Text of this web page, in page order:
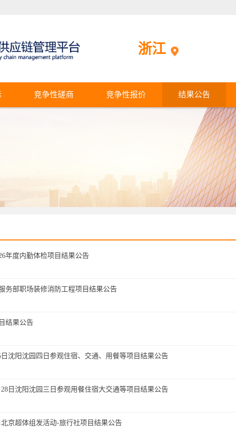
浙江
竞争性磋商 竞争性报价 结果公告
年度内勤体检项目结果公告
务部职场装修消防工程项目结果公告
结果公告
沈阳沈园四日参观住宿、交通、用餐等项目结果公告
日沈阳沈园三日参观用餐住宿大交通等项目结果公告
京超体组发活动-旅行社项目结果公告